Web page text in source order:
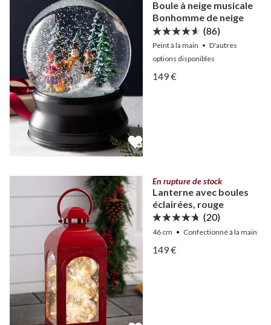
Boule à neige musicale
Bonhomme de neige
(86)
Peint à la main • D'autres
options disponibles
Afficher Boule à neige
Afficher Boule à neige
149 €
En rupture de stock
Lanterne avec boules
éclairées, rouge
(20)
46 cm Confectionné à la main
Afficher Lanterne avec
Afficher Lanterne avec
149 €